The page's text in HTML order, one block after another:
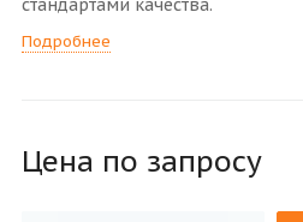
стандартами качества.
Подробнее
Цена по запросу